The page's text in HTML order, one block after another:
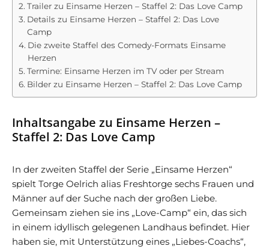
Trailer zu Einsame Herzen – Staffel 2: Das Love Camp
Details zu Einsame Herzen – Staffel 2: Das Love
Camp
Die zweite Staffel des Comedy-Formats Einsame
Herzen
Termine: Einsame Herzen im TV oder per Stream
Bilder zu Einsame Herzen – Staffel 2: Das Love Camp
Inhaltsangabe zu Einsame Herzen –
Staffel 2: Das Love Camp
In der zweiten Staffel der Serie „Einsame Herzen“
spielt Torge Oelrich alias Freshtorge sechs Frauen und
Männer auf der Suche nach der großen Liebe.
Gemeinsam ziehen sie ins „Love-Camp“ ein, das sich
in einem idyllisch gelegenen Landhaus befindet. Hier
haben sie, mit Unterstützung eines „Liebes-Coachs“,